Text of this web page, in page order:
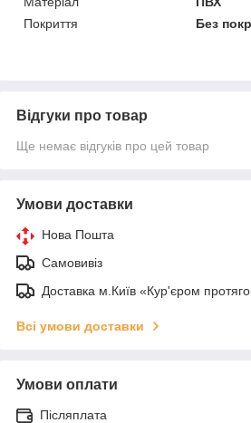
Покриття
Без
Відгуки про товар
Ще немає відгуків про цей товар
Умови доставки
Нова Пошта
Самовивіз
Доставка м.Київ «Кур'єром
Всі умови доставки
Умови оплати
Післяплата